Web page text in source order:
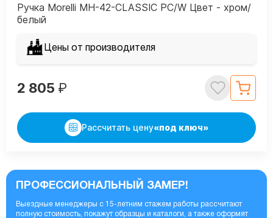
Ручка Morelli MH-42-CLASSIC PC/W Цвет - хром/
белый
Цены от производителя
2 805 ₽
Рассчитать цену«под ключ»
ПРОФЕССИОНАЛЬНЫЙ ЗАМЕР!
Выездные менеджеры с 15-летним стажем работы рассчитают
полную стоимость, покажут образцы и каталоги, а также оформят